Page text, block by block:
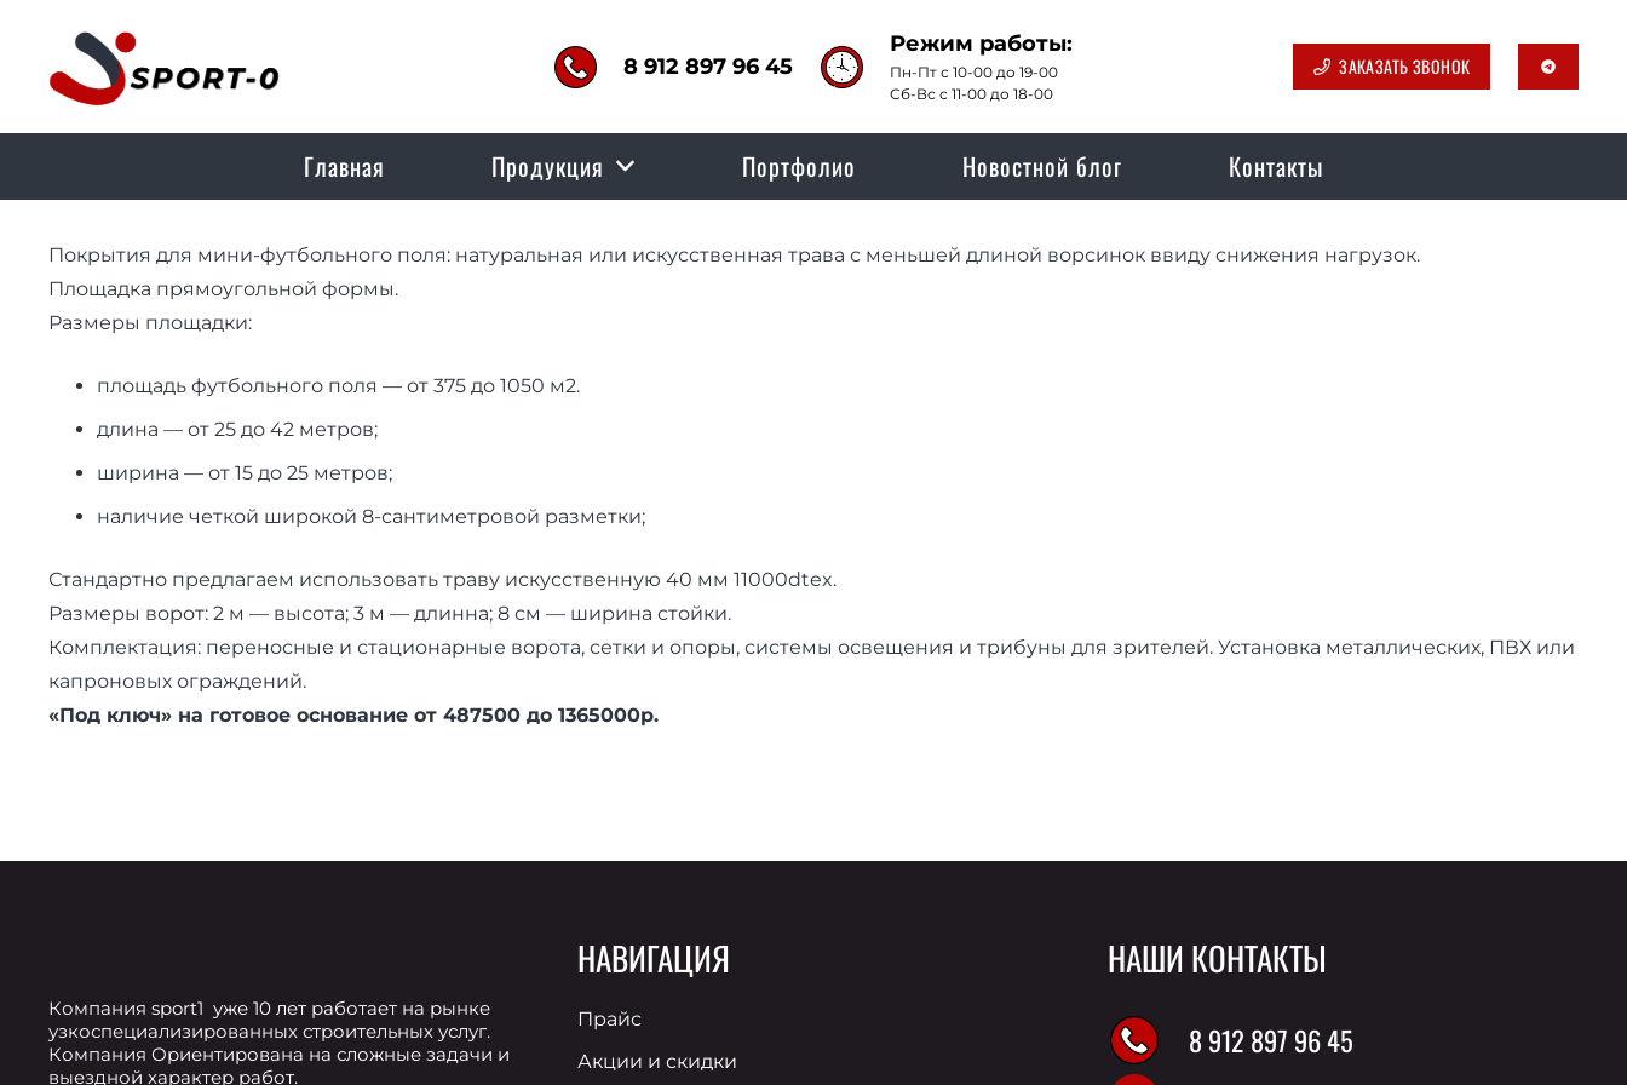
8 912 897 96 45
Режим работы:
Пн-Пт с 10-00 до 19-00
Сб-Вс с 11-00 до 18-00
ЗАКАЗАТЬ ЗВОНОК telegram
Главная Продукция Портфолио Новостной блог Контакты
Покрытия для мини-футбольного поля: натуральная или искусственная трава с меньшей длиной ворсинок ввиду снижения нагрузок.
Площадка прямоугольной формы.
Размеры площадки:
площадь футбольного поля — от 375 до 1050 м2.
длина — от 25 до 42 метров;
ширина — от 15 до 25 метров;
наличие четкой широкой 8-сантиметровой разметки;
Стандартно предлагаем использовать траву искусственную 40 мм 11000dtex.
Размеры ворот: 2 м — высота; 3 м — длинна; 8 см — ширина стойки.
Комплектация: переносные и стационарные ворота, сетки и опоры, системы освещения и трибуны для зрителей. Установка металлических, ПВХ или
капроновых ограждений.
«Под ключ» на готовое основание от 487500 до 1365000р.
Компания sport1 уже 10 лет работает на рынке
узкоспециализированных строительных услуг.
Компания Ориентирована на сложные задачи и
выездной характер работ.
НАВИГАЦИЯ
Прайс
Акции и скидки
НАШИ КОНТАКТЫ
8 912 897 96 45